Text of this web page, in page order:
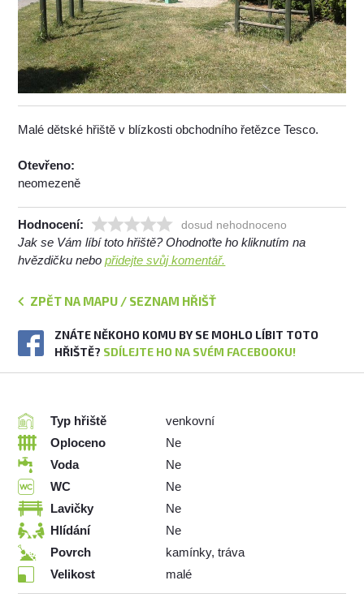
Malé dětské hřiště v blízkosti obchodního řetězce Tesco.
Otevřeno:
neomezeně
Hodnocení: dosud nehodnoceno
Jak se Vám líbí toto hřiště? Ohodnoťte ho kliknutím na
hvězdičku nebopřidejte svůj komentář.
ZPĚT NA MAPU / SEZNAM HŘIŠŤ
ZNÁTE NĚKOHO KOMU BY SE MOHLO LÍBIT TOTO
HŘIŠTĚ? SDÍLEJTE HO NA SVÉM FACEBOOKU!
Typ hřiště
venkovní
Oploceno
Ne
Voda
Ne
WC
Ne
Lavičky
Ne
Hlídání
Ne
Povrch
kamínky, tráva
Velikost
malé